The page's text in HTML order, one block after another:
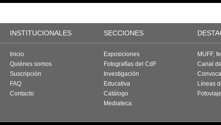
INSTITUCIONALES SECCIONES
Inicio
Quiénes somos
Suscripción
FAQ
Contacto
Exposiciones
Fotografías del CdF
Investigación
Educativa
Catálogo
Mediateca
MUFF,
Canal
Líneas